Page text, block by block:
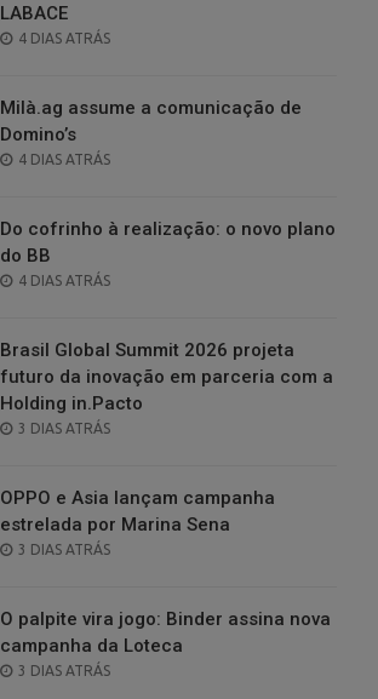
LABACE
POSTED
4 DIAS ATRÁS
Milà.ag assume a comunicação de
Domino’s
POSTED
4 DIAS ATRÁS
Do cofrinho à realização: o novo plano
do BB
POSTED
4 DIAS ATRÁS
Brasil Global Summit 2026 projeta
futuro da inovação em parceria com a
Holding in.Pacto
POSTED
3 DIAS ATRÁS
OPPO e Asia lançam campanha
estrelada por Marina Sena
POSTED
3 DIAS ATRÁS
O palpite vira jogo: Binder assina nova
campanha da Loteca
POSTED
3 DIAS ATRÁS